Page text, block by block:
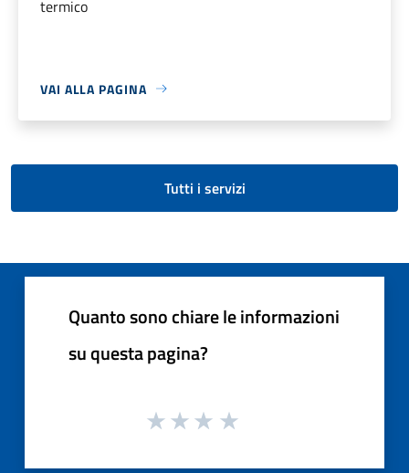
termico
VAI ALLA PAGINA
Tutti i servizi
Quanto sono chiare le informazioni
su questa pagina?